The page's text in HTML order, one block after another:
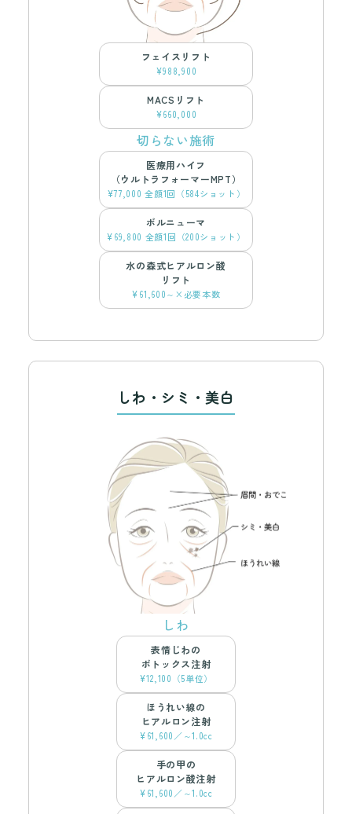
フェイスリフト
¥988,900
MACSリフト
¥660,000
切らない施術
医療用ハイフ
（ウルトラフォーマーMPT）
¥77,000 全顔1回（584ショット）
ボルニューマ
¥69,800 全顔1回（200ショット）
水の森式ヒアルロン酸
リフト
¥61,600～×必要本数
しわ・シミ・美白
しわ
表情じわの
ボトックス注射
¥12,100（5単位）
ほうれい線の
ヒアルロン注射
¥61,600／～1.0cc
手の甲の
ヒアルロン酸注射
¥61,600／～1.0cc